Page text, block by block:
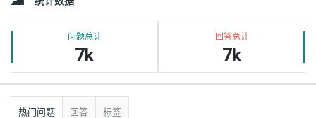
栏
问题总计
7k
回答总计
7k
热门问题 回答 标签